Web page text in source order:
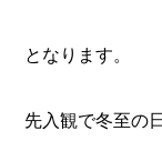
となります。
先入観で冬至の